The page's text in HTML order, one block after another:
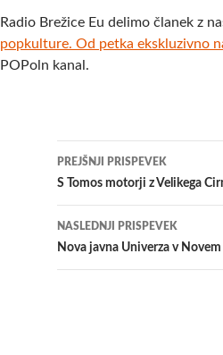
Radio Brežice Eu delimo članek z
popkulture. Od petka ekskluzivno
POPoln kanal.
Krmarjenje
po
prispevkih
PREJŠNJI PRISPEVEK
S Tomos motorji z Velikega
NASLEDNJI PRISPEVEK
Nova javna Univerza v